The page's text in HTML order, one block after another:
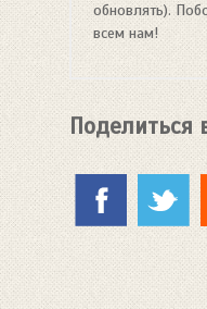
обновлять).
всем нам!
Поделиться